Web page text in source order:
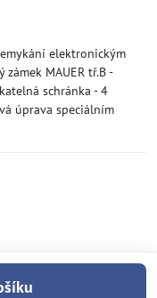
elektronickým
MAUER tř.B -
schránka - 4
úprava speciálním